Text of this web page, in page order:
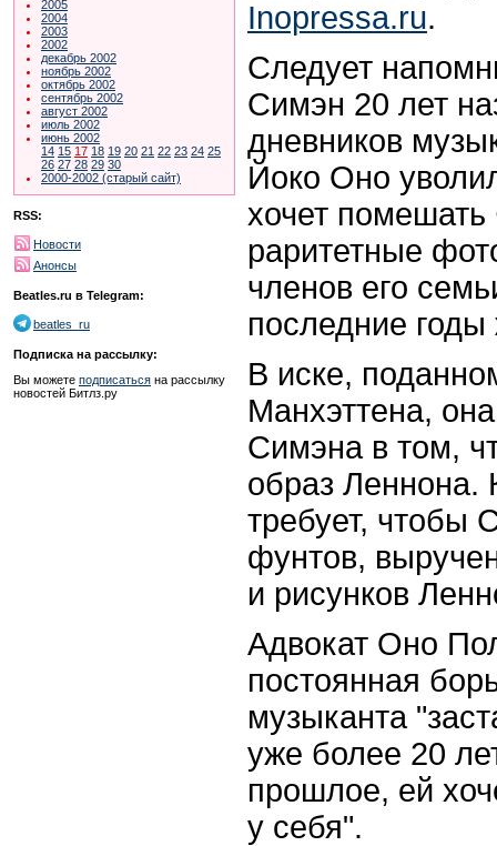
2005
2004
2003
2002
декабрь 2002
ноябрь 2002
октябрь 2002
сентябрь 2002
август 2002
июль 2002
июнь 2002
14 15 17 18 19 20 21 22 23 24 25
26 27 28 29 30
2000-2002 (старый сайт)
RSS:
Новости
Анонсы
Beatles.ru в Telegram:
beatles_ru
Подписка на рассылку:
Вы можете подписаться на рассылку
новостей Битлз.ру
Inopressa.ru.
Следует
Симэн 20 лет
дневников
Йоко Оно
хочет
раритетные
членов его
последние
В иске,
Манхэттена,
Симэна в том,
образ Леннона.
требует, чтобы
фунтов,
и рисунков
Адвокат Оно
постоянная
музыканта
уже более 20
прошлое, ей
у себя".